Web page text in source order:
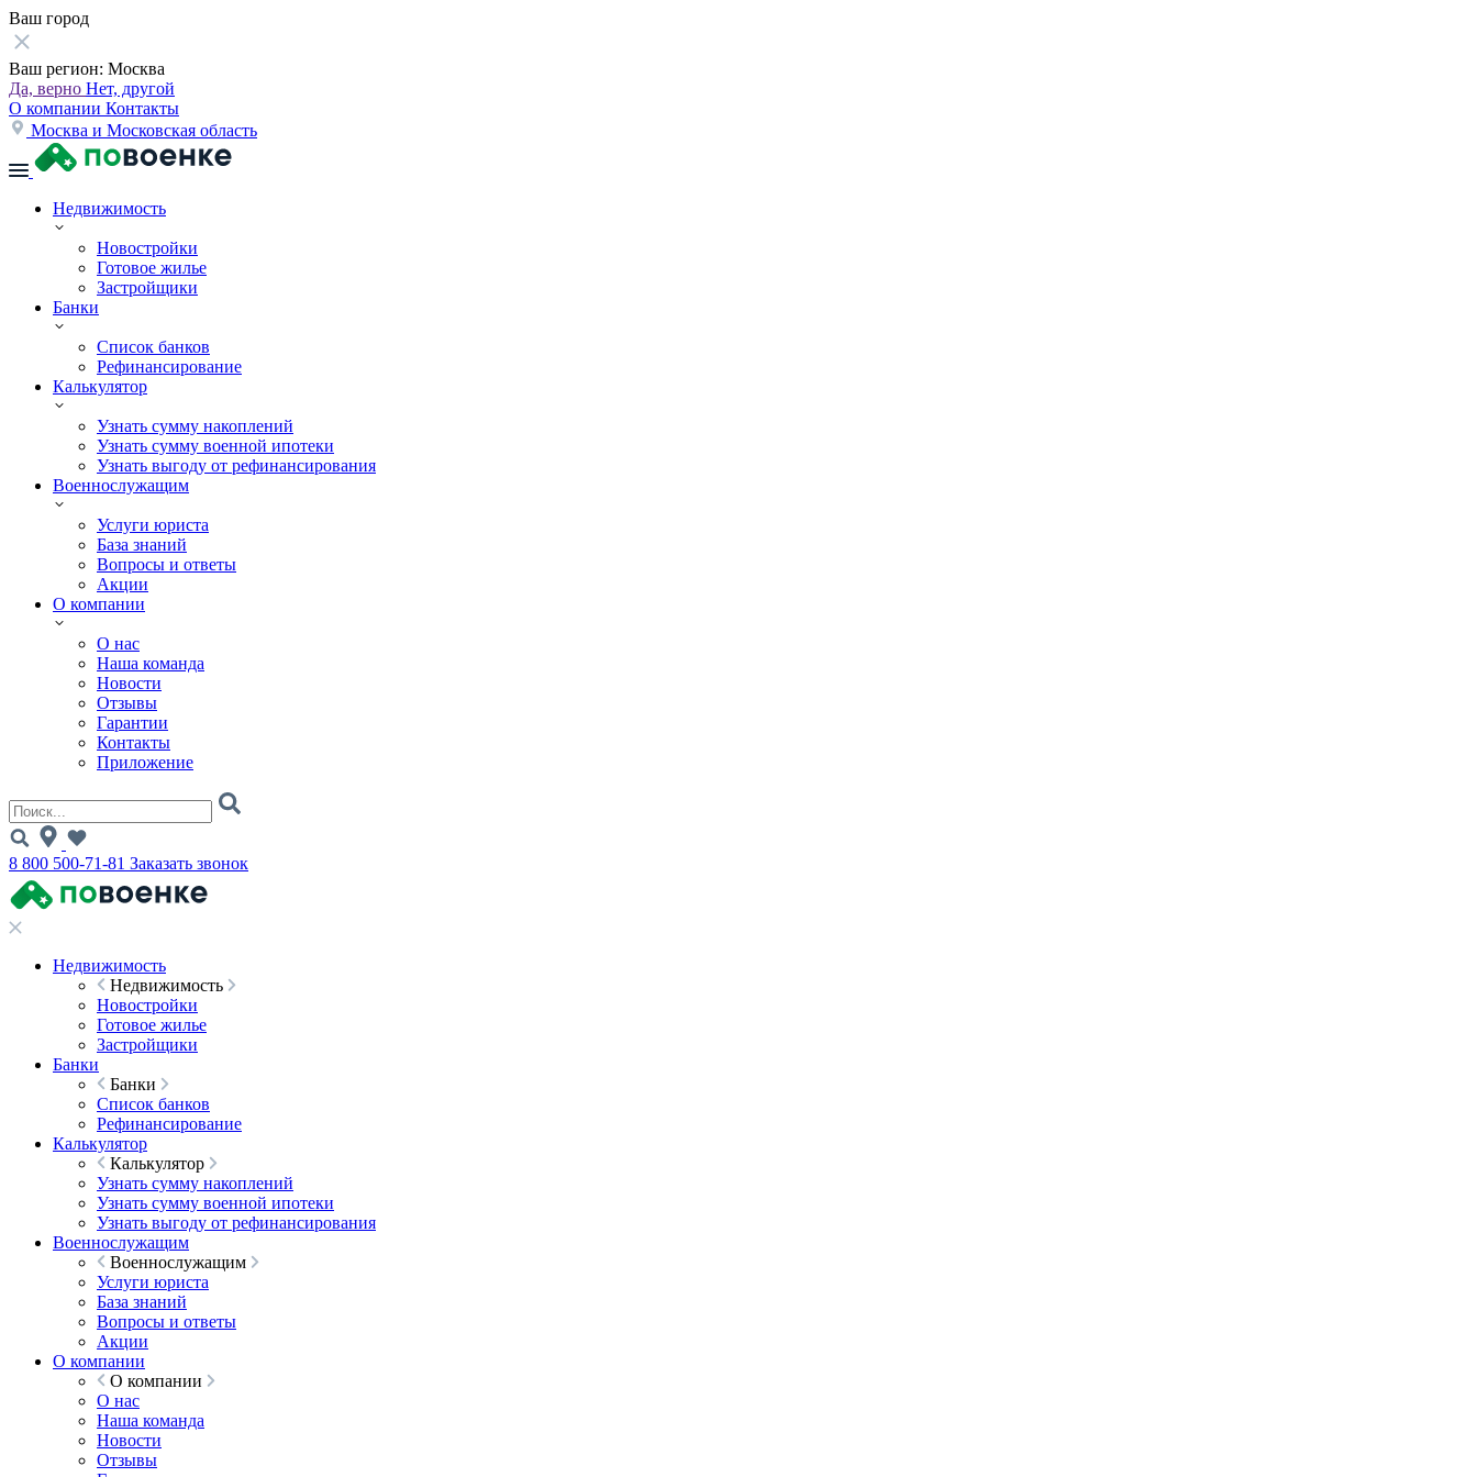
Ваш город
Ваш регион: Москва
Да, верно Нет, другой
О компании Контакты
Москва и Московская область
Недвижимость
Новостройки
Готовое жилье
Застройщики
Банки
Список банков
Рефинансирование
Калькулятор
Узнать сумму накоплений
Узнать сумму военной ипотеки
Узнать выгоду от рефинансирования
Военнослужащим
Услуги юриста
База знаний
Вопросы и ответы
Акции
О компании
О нас
Наша команда
Новости
Отзывы
Гарантии
Контакты
Приложение
8 800 500-71-81 Заказать звонок
Недвижимость
Недвижимость
Новостройки
Готовое жилье
Застройщики
Банки
Банки
Список банков
Рефинансирование
Калькулятор
Калькулятор
Узнать сумму накоплений
Узнать сумму военной ипотеки
Узнать выгоду от рефинансирования
Военнослужащим
Военнослужащим
Услуги юриста
База знаний
Вопросы и ответы
Акции
О компании
О компании
О нас
Наша команда
Новости
Отзывы